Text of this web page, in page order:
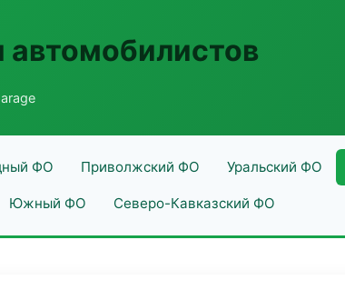
ФО Приволжский ФО Уральский ФО
Южный ФО Северо-Кавказский ФО